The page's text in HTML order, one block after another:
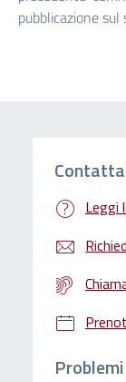
pubblicazione
Leggi